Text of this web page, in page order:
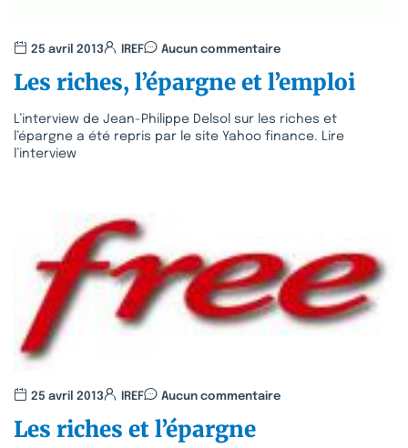
25 avril 2013 IREF Aucun commentaire
Les riches, l’épargne et l’emploi
L’interview de Jean-Philippe Delsol sur les riches et
l’épargne a été repris par le site Yahoo finance. Lire
l’interview
25 avril 2013 IREF Aucun commentaire
Les riches et l’épargne